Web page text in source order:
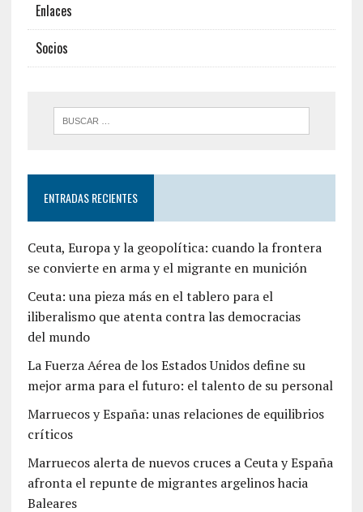
Enlaces
Socios
ENTRADAS RECIENTES
Ceuta, Europa y la geopolítica: cuando la frontera
se convierte en arma y el migrante en munición
Ceuta: una pieza más en el tablero para el
iliberalismo que atenta contra las democracias
del mundo
La Fuerza Aérea de los Estados Unidos define su
mejor arma para el futuro: el talento de su personal
Marruecos y España: unas relaciones de equilibrios
críticos
Marruecos alerta de nuevos cruces a Ceuta y España
afronta el repunte de migrantes argelinos hacia
Baleares